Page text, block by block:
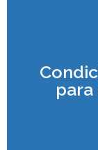
para
Las